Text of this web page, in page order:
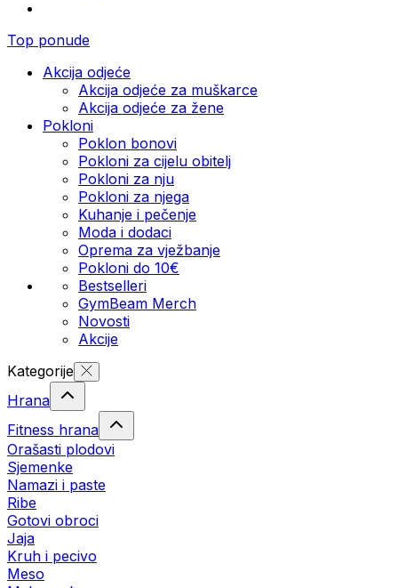
Top ponude
Akcija odjeće
Akcija odjeće za muškarce
Akcija odjeće za žene
Pokloni
Poklon bonovi
Pokloni za cijelu obitelj
Pokloni za nju
Pokloni za njega
Kuhanje i pečenje
Moda i dodaci
Oprema za vježbanje
Pokloni do 10€
Bestselleri
GymBeam Merch
Novosti
Akcije
Kategorije
Hrana
Fitness hrana
Orašasti plodovi
Sjemenke
Namazi i paste
Ribe
Gotovi obroci
Jaja
Kruh i pecivo
Meso